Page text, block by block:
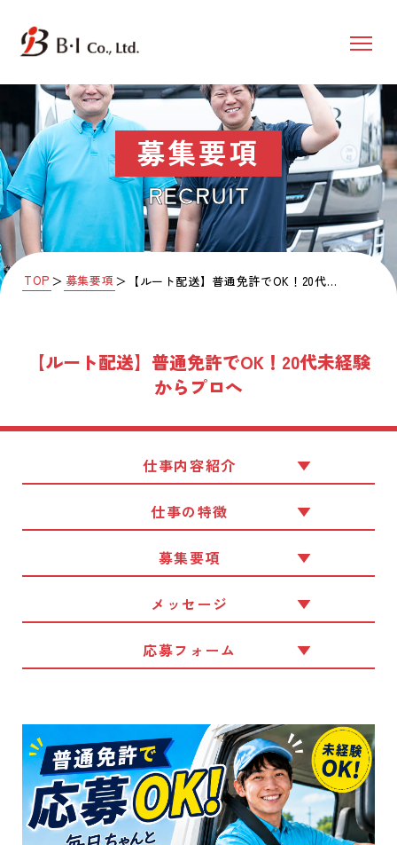
募集要項
RECRUIT
TOP ＞ 募集要項 ＞ 【ルート配送】普通免許でOK！20代未経験からプロへ
【ルート配送】普通免許でOK！20代未経験
からプロへ
仕事内容紹介
仕事の特徴
募集要項
メッセージ
応募フォーム